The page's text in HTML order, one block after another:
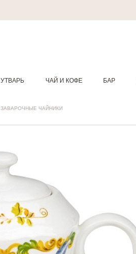
УТВАРЬ ЧАЙ И КОФЕ БАР
ЗАВАРОЧНЫЕ ЧАЙНИКИ